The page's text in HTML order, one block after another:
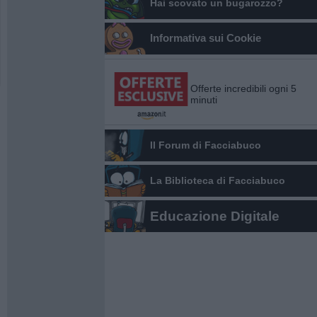
Hai scovato un bugarozzo?
Informativa sui Cookie
Offerte incredibili ogni 5
minuti
Il Forum di Facciabuco
La Biblioteca di Facciabuco
Educazione Digitale